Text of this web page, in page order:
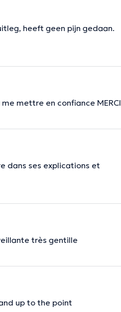
heeft geen pijn gedaan.
mettre en confiance MERCI
dans ses explications et
très gentille
up to the point